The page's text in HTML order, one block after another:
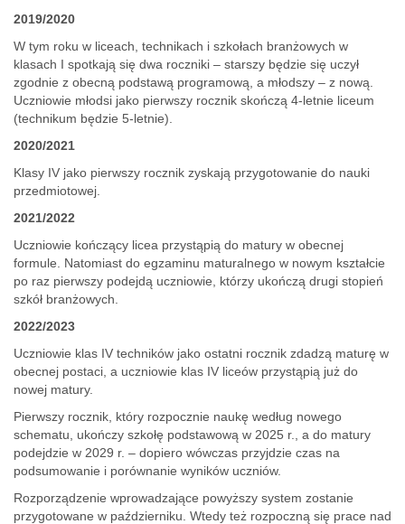
2019/2020
W tym roku w liceach, technikach i szkołach branżowych w
klasach I spotkają się dwa roczniki – starszy będzie się uczył
zgodnie z obecną podstawą programową, a młodszy – z nową.
Uczniowie młodsi jako pierwszy rocznik skończą 4-letnie liceum
(technikum będzie 5-letnie).
2020/2021
Klasy IV jako pierwszy rocznik zyskają przygotowanie do nauki
przedmiotowej.
2021/2022
Uczniowie kończący licea przystąpią do matury w obecnej
formule. Natomiast do egzaminu maturalnego w nowym kształcie
po raz pierwszy podejdą uczniowie, którzy ukończą drugi stopień
szkół branżowych.
2022/2023
Uczniowie klas IV techników jako ostatni rocznik zdadzą maturę w
obecnej postaci, a uczniowie klas IV liceów przystąpią już do
nowej matury.
Pierwszy rocznik, który rozpocznie naukę według nowego
schematu, ukończy szkołę podstawową w 2025 r., a do matury
podejdzie w 2029 r. – dopiero wówczas przyjdzie czas na
podsumowanie i porównanie wyników uczniów.
Rozporządzenie wprowadzające powyższy system zostanie
przygotowane w październiku. Wtedy też rozpoczną się prace nad